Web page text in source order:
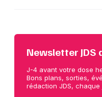
Newsletter JDS
J-4 avant votre dose
Bons plans, sorties,
rédaction JDS, chaque